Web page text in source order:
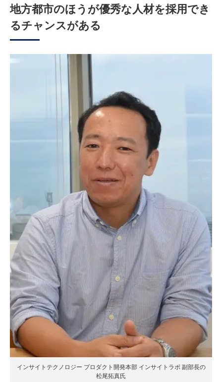
地方都市のほうが優秀な人材を採用でき
るチャンスがある
インサイトテクノロジー プロダクト開発本部 インサイトラボ 副部長の
松尾拓真氏